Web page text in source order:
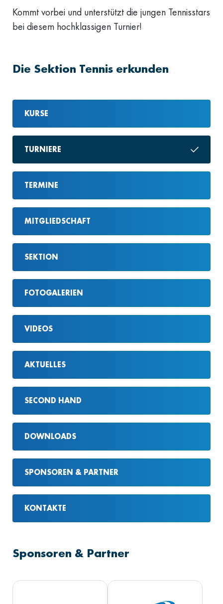
Kommt vorbei und unterstützt die jungen Tennisstars
bei diesem hochklassigen Turnier!
Die Sektion Tennis erkunden
KURSE
TURNIERE
TERMINE
MITGLIEDSCHAFT
SEKTION
FOTOGALERIEN
VIDEOS
AKTUELLES
SECOND HAND
DOWNLOADS
SPONSOREN & PARTNER
KONTAKTE
Sponsoren & Partner